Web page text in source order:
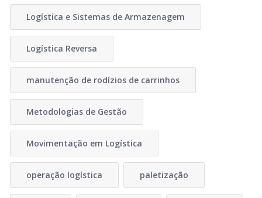
Logística e Sistemas de Armazenagem
Logística Reversa
manutenção de rodízios de carrinhos
Metodologias de Gestão
Movimentação em Logística
operação logística paletização